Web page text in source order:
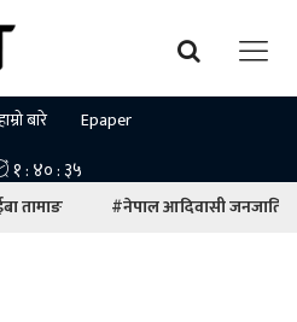
बारे Epaper
तामाङ #नेपाल आदिवासी जनजाति